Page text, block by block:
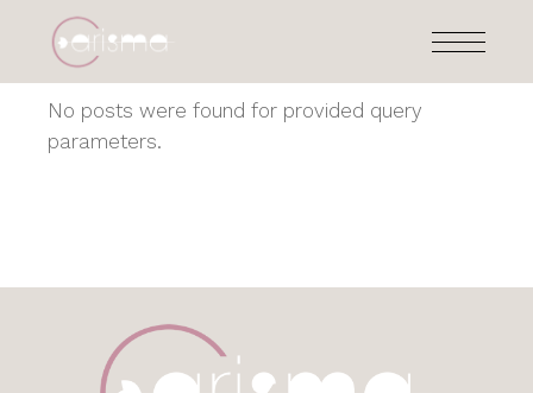
content
No posts were found for provided query
parameters.